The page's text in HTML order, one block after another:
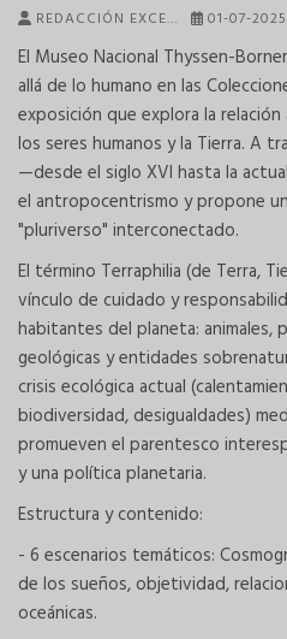
REDACCIÓN EXCE… 01-07-2025
El Museo Nacional Thyssen-
allá de lo humano en las
exposición que explora la
los seres humanos y la Tierra. A
—desde el siglo XVI hasta la
el antropocentrismo y propone
"pluriverso" interconectado.
El término Terraphilia (de Terra,
vínculo de cuidado y
habitantes del planeta: animales,
geológicas y entidades
crisis ecológica actual
biodiversidad, desigualdades)
promueven el parentesco
y una política planetaria.
Estructura y contenido:
- 6 escenarios temáticos:
de los sueños, objetividad,
oceánicas.